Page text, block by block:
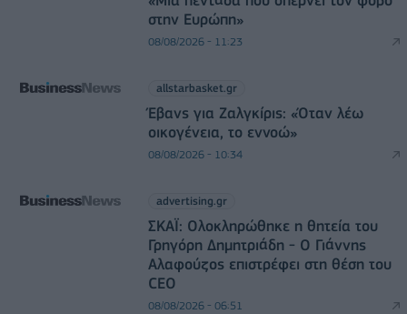
στην Ευρώπη»
08/08/2026 - 11:23
allstarbasket.gr
Έβανς για Ζαλγκίρις: «Όταν λέω
οικογένεια, το εννοώ»
08/08/2026 - 10:34
advertising.gr
ΣΚΑΪ: Ολοκληρώθηκε η θητεία του
Γρηγόρη Δημητριάδη - Ο Γιάννης
Αλαφούζος επιστρέφει στη θέση του
CEO
08/08/2026 - 06:51